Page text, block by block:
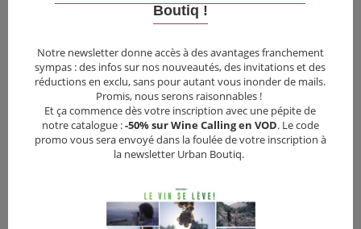
Critiques
Vous pourriez aussi aimer
Boutiq !
Notre newsletter donne accès à des avantages franchement
sympas : des infos sur nos nouveautés, des invitations et des
réductions en exclu, sans pour autant vous inonder de mails.
Promis, nous serons raisonnables !
Et ça commence dès votre inscription avec une pépite de
notre catalogue :-50% sur Wine Calling en VOD. Le code
promo vous sera envoyé dans la foulée de votre inscription à
la newsletter Urban Boutiq.